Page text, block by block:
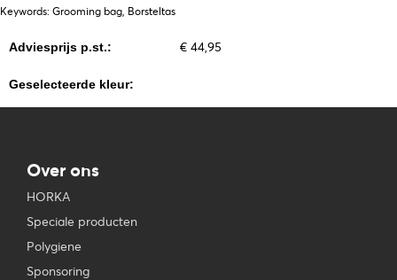
Keywords: Grooming bag, Borsteltas
Adviesprijs p.st.: € 44,95
Geselecteerde kleur:
Over ons
HORKA
Speciale producten
Polygiene
Sponsoring